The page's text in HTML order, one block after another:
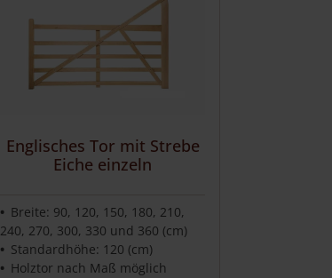
Englisches Tor mit Strebe
Eiche einzeln
Breite: 90, 120, 150, 180, 210,
240, 270, 300, 330 und 360 (cm)
Standardhöhe: 120 (cm)
Holztor nach Maß möglich